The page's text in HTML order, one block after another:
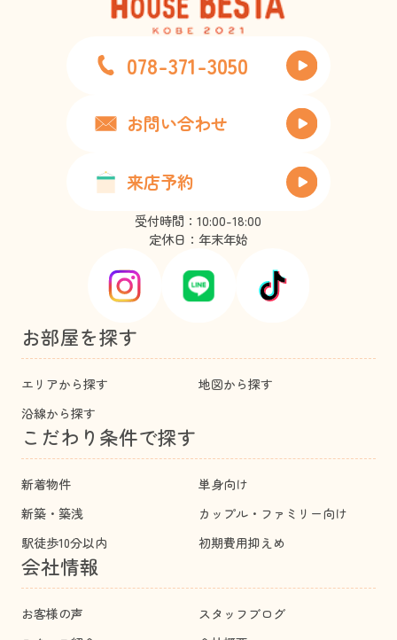
078-371-3050
お問い合わせ
来店予約
受付時間：10:00-18:00
定休日：年末年始
お部屋を探す
エリアから探す
地図から探す
沿線から探す
こだわり条件で探す
新着物件
単身向け
新築・築浅
カップル・ファミリー向け
駅徒歩10分以内
初期費用抑えめ
会社情報
お客様の声
スタッフブログ